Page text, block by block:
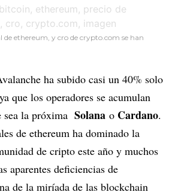
de ethereum, y cro de crypto.com se han
ha subido casi un 40% solo
que los operadores se acumulan
sea la próxima Solana o Cardano.
de ethereum ha dominado la
de cripto este año y muchos
aparentes deficiencias de
de la miríada de las blockchain